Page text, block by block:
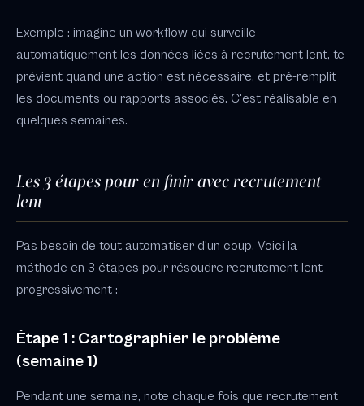
Exemple : imagine un workflow qui surveille
automatiquement les données liées à recrutement lent, te
prévient quand une action est nécessaire, et pré-remplit
les documents ou rapports associés. C'est réalisable en
quelques semaines.
Les 3 étapes pour en finir avec recrutement
lent
Pas besoin de tout automatiser d'un coup. Voici la
méthode en 3 étapes pour résoudre recrutement lent
progressivement :
Étape 1 : Cartographier le problème
(semaine 1)
Pendant une semaine, note chaque fois que recrutement